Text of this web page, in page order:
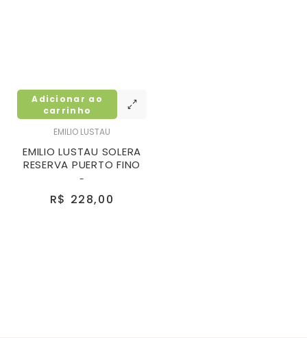
EMILIO LUSTAU
EMILIO LUSTAU SOLERA
RESERVA PUERTO FINO
-
R$ 228,00
Adicionar ao
carrinho